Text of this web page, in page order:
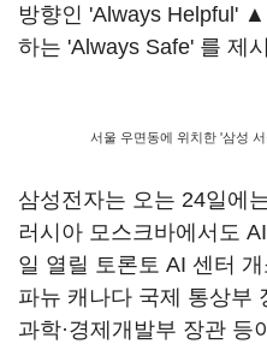
방향인 'Always Helpful'
하는 'Always Safe' 를 제
서울 우면동에 위치한 '삼성
삼성전자는 오는 24일에
러시아 모스크바에서도
일 열릴 토론토 AI 센터
파뉴 캐나다 국제 통상부
과학·경제개발부 장관 등